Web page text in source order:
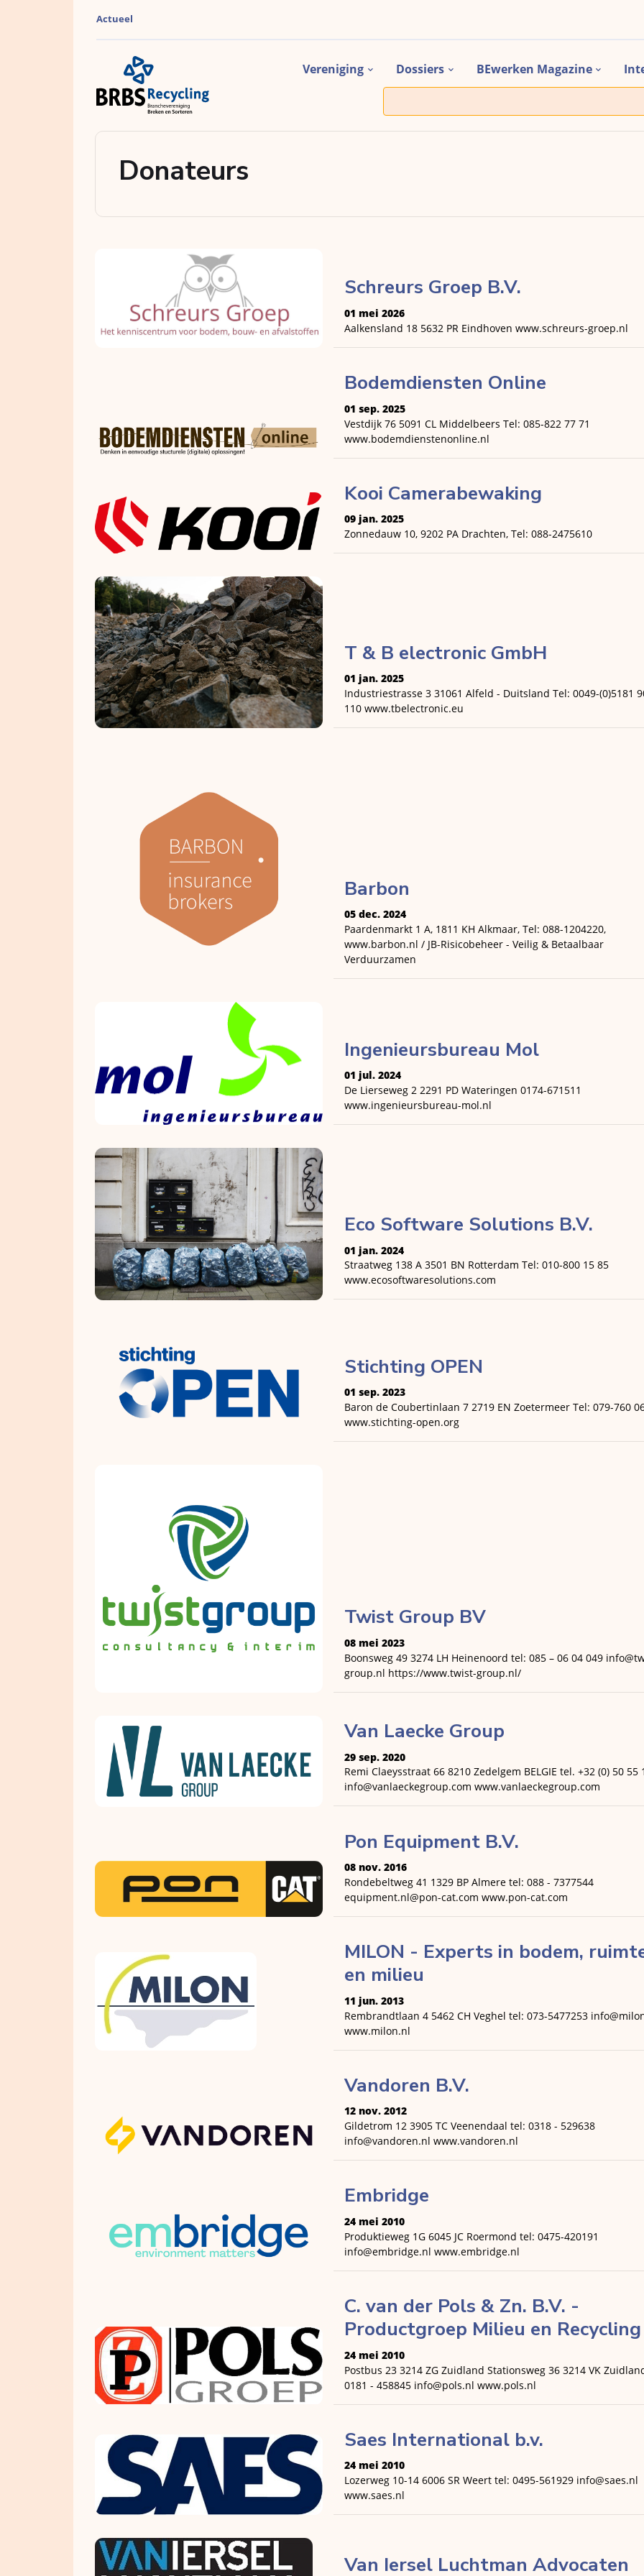
Actueel
Vereniging Dossiers BEwerken Magazine
Donateurs
Schreurs Groep B.V.
01 mei 2026
Aalkensland 18 5632 PR Eindhoven www.schreurs-groep.nl
Bodemdiensten Online
01 sep. 2025
Vestdijk 76 5091 CL Middelbeers Tel: 085-822 77 71
www.bodemdienstenonline.nl
Kooi Camerabewaking
09 jan. 2025
Zonnedauw 10, 9202 PA Drachten, Tel: 088-2475610
T & B electronic GmbH
01 jan. 2025
Industriestrasse 3 31061 Alfeld - Duitsland Tel: 0049-(0)5181
110 www.tbelectronic.eu
Barbon
05 dec. 2024
Paardenmarkt 1 A, 1811 KH Alkmaar, Tel: 088-1204220,
www.barbon.nl / JB-Risicobeheer - Veilig & Betaalbaar
Verduurzamen
Ingenieursbureau Mol
01 jul. 2024
De Lierseweg 2 2291 PD Wateringen 0174-671511
www.ingenieursbureau-mol.nl
Eco Software Solutions B.V.
01 jan. 2024
Straatweg 138 A 3501 BN Rotterdam Tel: 010-800 15 85
www.ecosoftwaresolutions.com
Stichting OPEN
01 sep. 2023
Baron de Coubertinlaan 7 2719 EN Zoetermeer Tel: 079-760
www.stichting-open.org
Twist Group BV
08 mei 2023
Boonsweg 49 3274 LH Heinenoord tel: 085 – 06 04 049
group.nl https://www.twist-group.nl/
Van Laecke Group
29 sep. 2020
Remi Claeysstraat 66 8210 Zedelgem BELGIE tel. +32 (0) 50 55
info@vanlaeckegroup.com www.vanlaeckegroup.com
Pon Equipment B.V.
08 nov. 2016
Rondebeltweg 41 1329 BP Almere tel: 088 - 7377544
equipment.nl@pon-cat.com www.pon-cat.com
MILON - Experts in bodem,
en milieu
11 jun. 2013
Rembrandtlaan 4 5462 CH Veghel tel: 073-5477253
www.milon.nl
Vandoren B.V.
12 nov. 2012
Gildetrom 12 3905 TC Veenendaal tel: 0318 - 529638
info@vandoren.nl www.vandoren.nl
Embridge
24 mei 2010
Produktieweg 1G 6045 JC Roermond tel: 0475-420191
info@embridge.nl www.embridge.nl
C. van der Pols & Zn. B.V. -
Productgroep Milieu en Recycling
24 mei 2010
Postbus 23 3214 ZG Zuidland Stationsweg 36 3214 VK
0181 - 458845 info@pols.nl www.pols.nl
Saes International b.v.
24 mei 2010
Lozerweg 10-14 6006 SR Weert tel: 0495-561929 info@saes.nl
www.saes.nl
Van Iersel Luchtman Advocaten